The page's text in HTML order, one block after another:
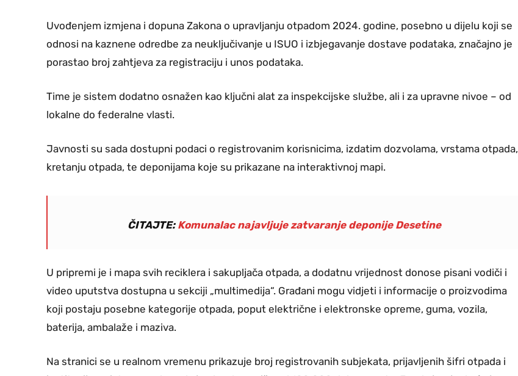
Uvođenjem izmjena i dopuna Zakona o upravljanju otpadom 2024. godine, posebno u dijelu koji se
odnosi na kaznene odredbe za neuključivanje u ISUO i izbjegavanje dostave podataka, značajno je
porastao broj zahtjeva za registraciju i unos podataka.
Time je sistem dodatno osnažen kao ključni alat za inspekcijske službe, ali i za upravne nivoe – od
lokalne do federalne vlasti.
Javnosti su sada dostupni podaci o registrovanim korisnicima, izdatim dozvolama, vrstama otpada,
kretanju otpada, te deponijama koje su prikazane na interaktivnoj mapi.
ČITAJTE: Komunalac najavljuje zatvaranje deponije Desetine
U pripremi je i mapa svih reciklera i sakupljača otpada, a dodatnu vrijednost donose pisani vodiči i
video uputstva dostupna u sekciji „multimedija“. Građani mogu vidjeti i informacije o proizvodima
koji postaju posebne kategorije otpada, poput električne i elektronske opreme, guma, vozila,
baterija, ambalaže i maziva.
Na stranici se u realnom vremenu prikazuje broj registrovanih subjekata, prijavljenih šifri otpada i